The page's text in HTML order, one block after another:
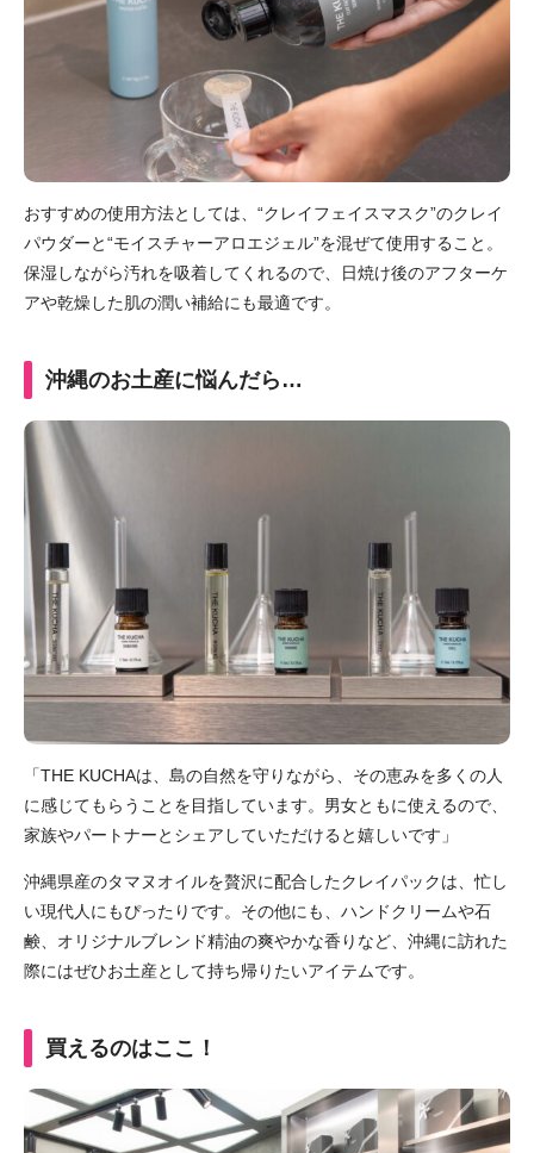
おすすめの使用方法としては、“クレイフェイスマスク”のクレイ
パウダーと“モイスチャーアロエジェル”を混ぜて使用すること。
保湿しながら汚れを吸着してくれるので、日焼け後のアフターケ
アや乾燥した肌の潤い補給にも最適です。
沖縄のお土産に悩んだら…
「THE KUCHAは、島の自然を守りながら、その恵みを多くの人
に感じてもらうことを目指しています。 男女ともに使えるので、
家族やパートナーとシェアしていただけると嬉しいです」
沖縄県産のタマヌオイルを贅沢に配合したクレイパックは、忙し
い現代人にもぴったりです。 その他にも、ハンドクリームや石
鹸、オリジナルブレンド精油の爽やかな香りなど、沖縄に訪れた
際にはぜひお土産として持ち帰りたいアイテムです。
買えるのはここ！